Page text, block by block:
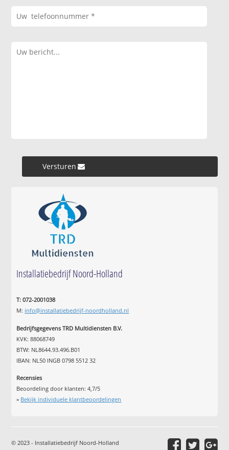
Versturen »
Installatiebedrijf Noord-Holland
T: 072-2001038
M: info@installatiebedrijf-noordholland.nl
Bedrijfsgegevens TRD Multidiensten B.V.
KVK: 88068749
BTW: NL8644.93.496.B01
IBAN: NL50 INGB 0798 5512 32
Recensies
Beoordeling door klanten:4,7/5
» Bekijk individuele klantbeoordelingen
© 2023 - Installatiebedrijf Noord-Holland